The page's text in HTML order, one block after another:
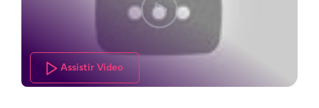
Assistir Vídeo